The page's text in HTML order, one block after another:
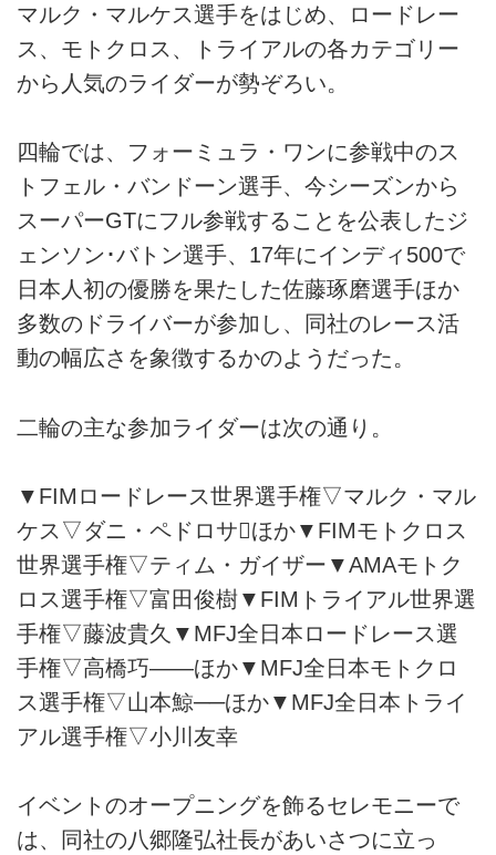
マルク・マルケス選手をはじめ、ロードレー
ス、モトクロス、トライアルの各カテゴリー
から人気のライダーが勢ぞろい。
四輪では、フォーミュラ・ワンに参戦中のス
トフェル・バンドーン選手、今シーズンから
スーパーGTにフル参戦することを公表したジ
ェンソン･バトン選手、17年にインディ500で
日本人初の優勝を果たした佐藤琢磨選手ほか
多数のドライバーが参加し、同社のレース活
動の幅広さを象徴するかのようだった。
二輪の主な参加ライダーは次の通り。
▼FIMロードレース世界選手権▽マルク・マル
ケス▽ダニ・ペドロサほか▼FIMモトクロス
世界選手権▽ティム・ガイザー▼AMAモトク
ロス選手権▽富田俊樹▼FIMトライアル世界選
手権▽藤波貴久▼MFJ全日本ロードレース選
手権▽高橋巧――ほか▼MFJ全日本モトクロ
ス選手権▽山本鯨──ほか▼MFJ全日本トライ
アル選手権▽小川友幸
イベントのオープニングを飾るセレモニーで
は、同社の八郷隆弘社長があいさつに立っ